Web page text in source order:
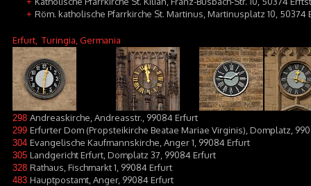
+ Röm. katholische Pfarrkirche St. Martinus, Martinusplatz 10, 50374
Erfurt , Turingia, Germania
298 Andreaskirche, Andreasstr., 99084 Erfurt
299 Erfurter Dom (Propsteikirche Beatae Mariae Virginis), Domplatz,
304 Evangelische Kaufmannskirche, Anger 1, 99084 Erfurt
305 Landgericht Erfurt, Domplatz 37, 99084 Erfurt
328 Rathaus, Fischmarkt 1, 99084 Erfurt
483 Hauptpostamt, Anger, 99084 Erfurt